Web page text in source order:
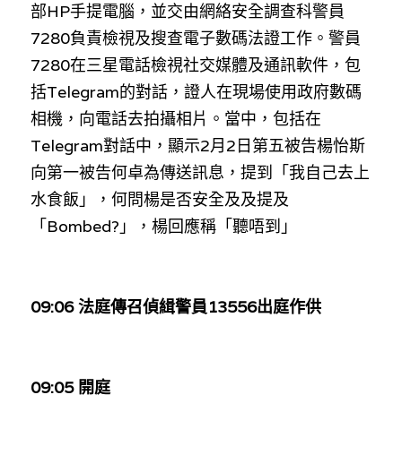
部HP手提電腦，並交由網絡安全調查科警員
7280負責檢視及搜查電子數碼法證工作。警員
7280在三星電話檢視社交媒體及通訊軟件，包
括Telegram的對話，證人在現場使用政府數碼
相機，向電話去拍攝相片。當中，包括在
Telegram對話中， 顯示2月2日第五被告楊怡斯
向第一被告何卓為傳送訊息，提到「我自己去上
水食飯」，何問楊是否安全及及提及
「Bombed?」，楊回應稱「聽唔到」
09:06 法庭傳召偵緝警員13556出庭作供
09:05 開庭